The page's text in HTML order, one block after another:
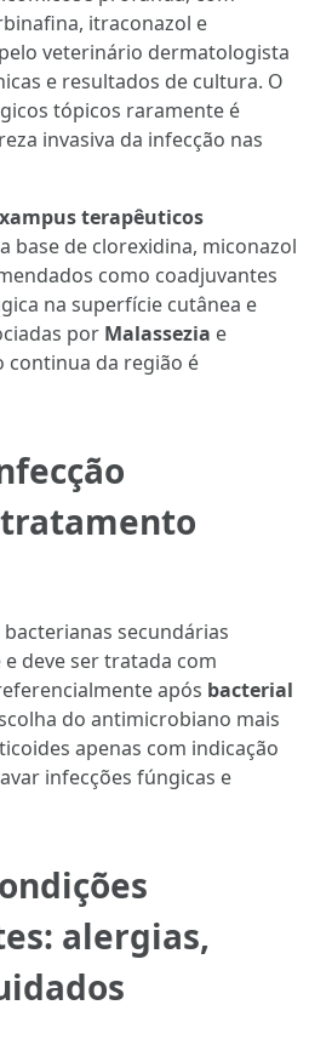
itraconazol e
veterinário dermatologista
e resultados de cultura. O
tópicos raramente é
invasiva da infecção nas
xampus terapêuticos
base de clorexidina, miconazol
como coadjuvantes
na superfície cutânea e
por Malassezia e
continua da região é
secundárias
deve ser tratada com
após bacterial
do antimicrobiano mais
apenas com indicação
infecções fúngicas e
alergias,